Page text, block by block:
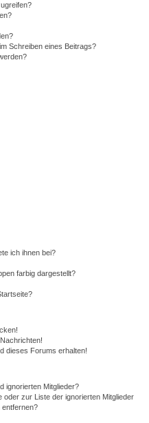
Schreiben eines Beitrags?
ich ihnen bei?
farbig dargestellt?
dieses Forums erhalten!
ignorierten Mitglieder?
zur Liste der ignorierten Mitglieder
entfernen?